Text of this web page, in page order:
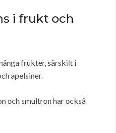
i frukt och
frukter, särskilt i
apelsiner.
och smultron har också